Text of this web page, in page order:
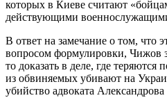
которых в Киеве считают
действующими
В ответ на замечание о том, что
вопросом формулировки, Чижов
то доказать в деле, где теряются
из обвиняемых убивают на
убийство адвоката